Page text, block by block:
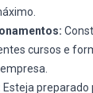
cursos e
Esteja preparado